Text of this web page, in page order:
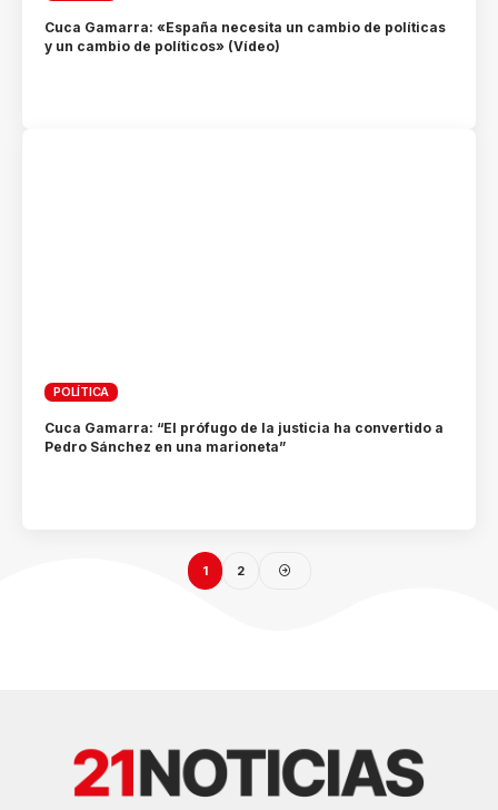
Cuca Gamarra: «España necesita un cambio de políticas
y un cambio de políticos» (Vídeo)
POLÍTICA
Cuca Gamarra: “El prófugo de la justicia ha convertido a
Pedro Sánchez en una marioneta”
1 2